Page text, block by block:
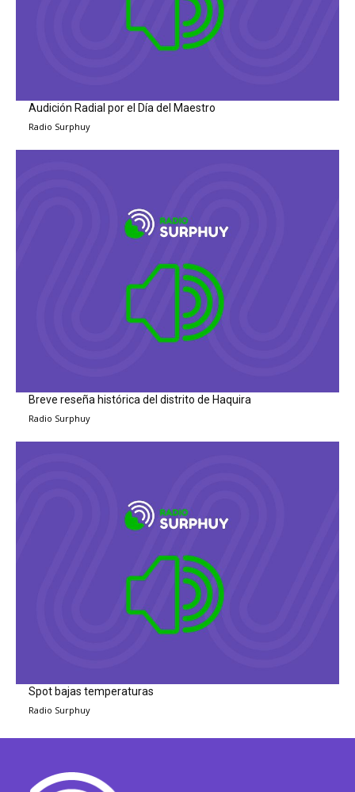
Audición Radial por el Día del Maestro
Radio Surphuy
Breve reseña histórica del distrito de Haquira
Radio Surphuy
Spot bajas temperaturas
Radio Surphuy